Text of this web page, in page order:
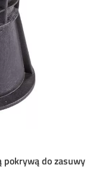
pokrywą do zasuwy